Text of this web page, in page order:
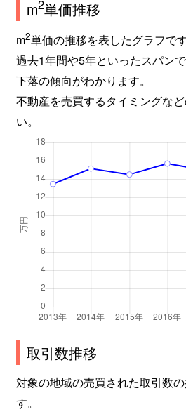
m2単価推移
m2単価の推移を表したグラフです
過去1年間や5年といったスパン
下落の傾向がわかります。
不動産を売買するタイミングな
い。
取引数推移
対象の地域の売買された取引数
す。